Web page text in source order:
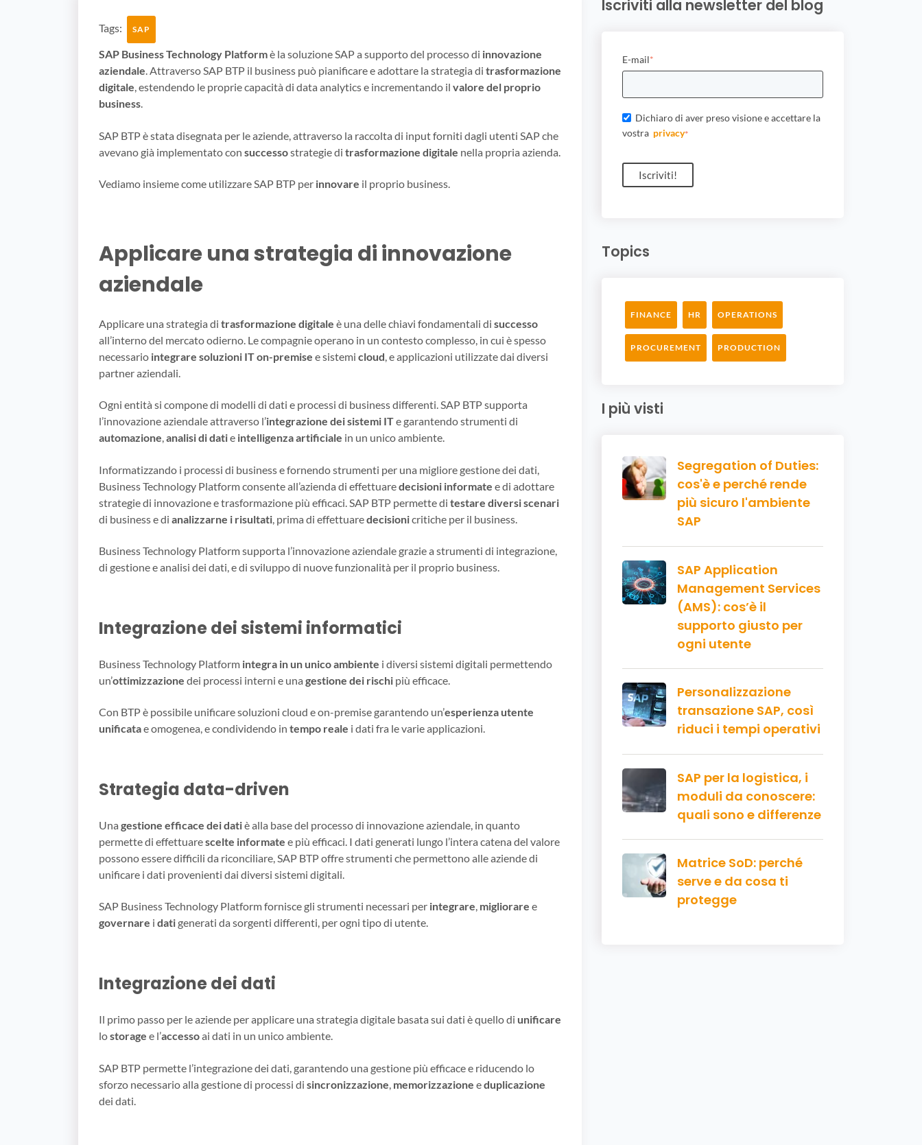
Tags: SAP
SAP Business Technology Platformè la soluzione SAP a supporto del processo di innovazione
aziendale. Attraverso SAP BTP il business può pianificare e adottare la strategia di trasformazione
digitale, estendendo le proprie capacità di data analytics e incrementando il valore del proprio
business.
SAP BTP è stata disegnata per le aziende, attraverso la raccolta di input forniti dagli utenti SAP che
avevano già implementato con successostrategie di trasformazione digitale nella propria azienda.
Vediamo insieme come utilizzare SAP BTP per innovare il proprio business.
Applicare una strategia di innovazione
aziendale
Applicare una strategia di trasformazione digitale è una delle chiavi fondamentali di successo
all’interno del mercato odierno. Le compagnie operano in un contesto complesso, in cui è spesso
necessario integrare soluzioni IT on-premise e sistemi cloud, e applicazioni utilizzate dai diversi
partner aziendali.
Ogni entità si compone di modelli di dati e processi di business differenti. SAP BTP supporta
l’innovazione aziendale attraverso l’integrazione dei sistemi ITe garantendo strumenti di
automazione,analisi di datie intelligenza artificiale in un unico ambiente.
Informatizzando i processi di business e fornendo strumenti per una migliore gestione dei dati,
Business Technology Platform consente all’azienda di effettuaredecisioni informate e di adottare
strategie di innovazione e trasformazione più efficaci. SAP BTP permette di testare diversi scenari
di business e di analizzarne i risultati , prima di effettuaredecisionicritiche per il business.
Business Technology Platform supporta l’innovazione aziendale grazie a strumenti di integrazione,
di gestione e analisi dei dati, e di sviluppo di nuove funzionalità per il proprio business.
Integrazione dei sistemi informatici
Business Technology Platform integra in un unico ambiente i diversi sistemi digitali permettendo
un’ottimizzazione dei processi interni e una gestione dei rischi più efficace.
Con BTP è possibile unificare soluzioni cloud e on-premise garantendo un’esperienza utente
unificatae omogenea, e condividendo in tempo reale i dati fra le varie applicazioni.
Strategia data-driven
Una gestione efficace dei datiè alla base del processo di innovazione aziendale, in quanto
permette di effettuarescelte informate e più efficaci. I dati generati lungo l’intera catena del valore
possono essere difficili da riconciliare, SAP BTP offre strumenti che permettono alle aziende di
unificare i dati provenienti dai diversi sistemi digitali.
SAP Business Technology Platform fornisce gli strumenti necessari per integrare, migliorare e
governare i dati generati da sorgenti differenti, per ogni tipo di utente.
Integrazione dei dati
Il primo passo per le aziende per applicare una strategia digitale basata sui dati è quello di unificare
lostorage e l’accessoai dati in un unico ambiente.
SAP BTP permette l’integrazione dei dati, garantendo una gestione più efficace e riducendo lo
sforzo necessario alla gestione di processi di sincronizzazione memorizzazione eduplicazione
dei dati.
Iscriviti alla newsletter del blog
E-mail*
Dichiaro di aver preso visione e accettare la
vostra privacy*
Topics
FINANCE HR OPERATIONS
PROCUREMENT PRODUCTION
I più visti
Segregation of Duties:
cos'è e perché rende
più sicuro l'ambiente
SAP
SAP Application
Management Services
(AMS): cos’è il
supporto giusto per
ogni utente
Personalizzazione
transazione SAP, così
riduci i tempi operativi
SAP per la logistica, i
moduli da conoscere:
quali sono e differenze
Matrice SoD: perché
serve e da cosa ti
protegge